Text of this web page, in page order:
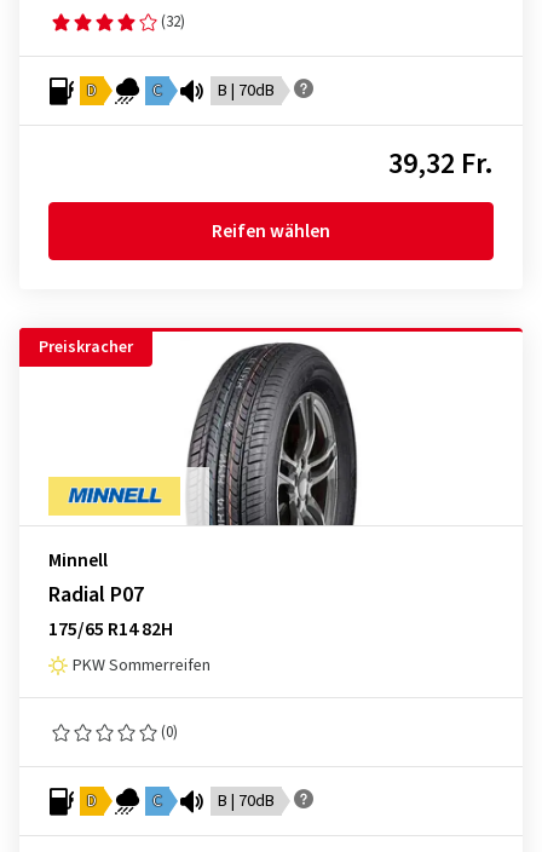
(32)
D C B | 70dB
39,32 Fr.
Reifen wählen
Preiskracher
Minnell
Radial P07
175/65 R14 82H
PKW Sommerreifen
(0)
D C B | 70dB